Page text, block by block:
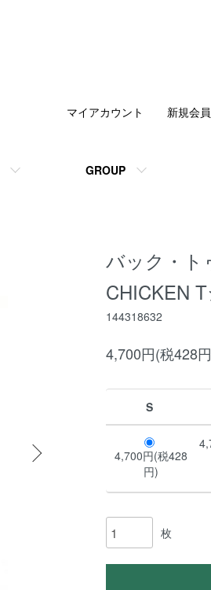
GROUP
マイアカウント 新規会
バック・ト
CHICKEN
144318632
4,700円(税428
S
4,700円(税428
円)
枚